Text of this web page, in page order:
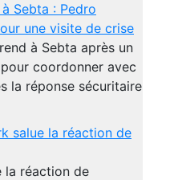
Sebta : Pedro
une visite de crise
à Sebta après un
coordonner avec
la réponse sécuritaire
salue la réaction de
la réaction de